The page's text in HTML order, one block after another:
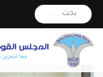
بحث . . .